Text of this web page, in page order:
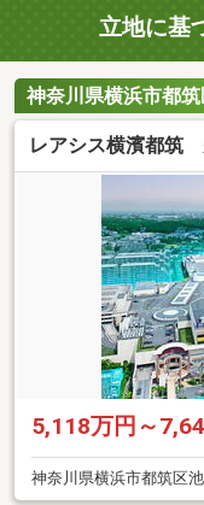
立地に基
神奈川県横浜市都
レアシス横濱都筑
5,118万円～
神奈川県横浜市都筑区